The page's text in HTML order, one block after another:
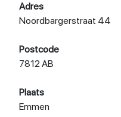
Adres
Noordbargerstraat 44
Postcode
7812 AB
Plaats
Emmen